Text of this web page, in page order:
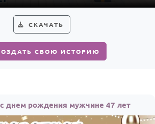
СКАЧАТЬ
СВОЮ ИСТОРИЮ
днем рождения мужчине 47 лет